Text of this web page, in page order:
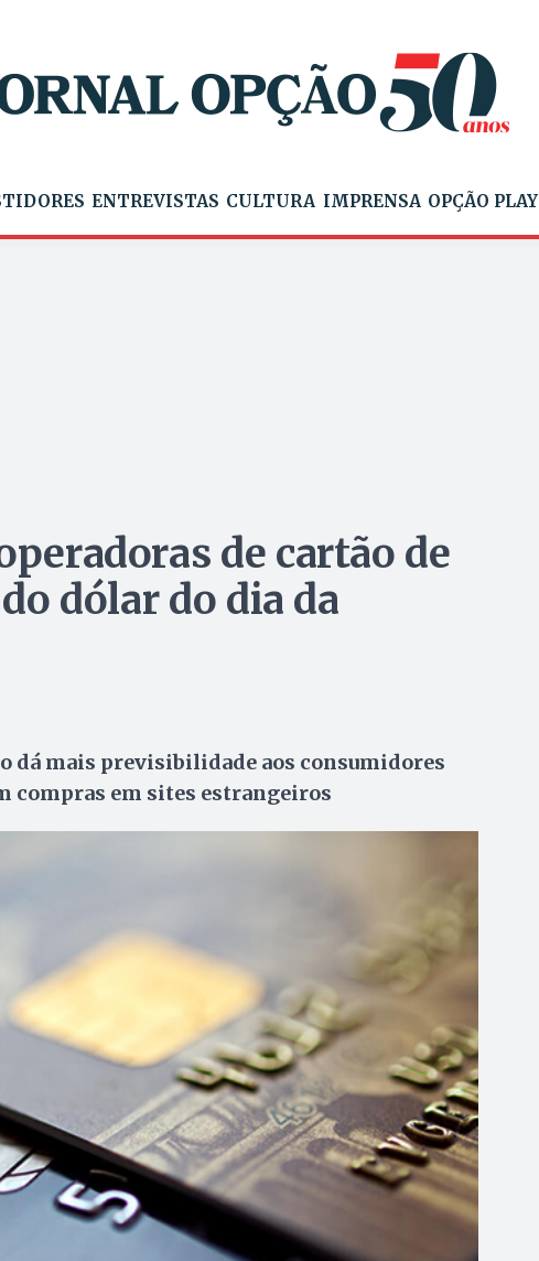
ENTREVISTAS CULTURA IMPRENSA OPÇÃO PLAY
de cartão de
dólar do dia da
dá mais previsibilidade aos consumidores
compras em sites estrangeiros